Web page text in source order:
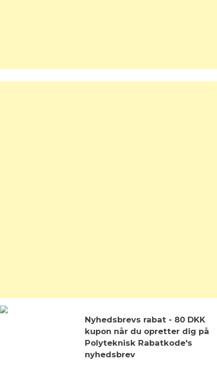
Nyhedsbrevs rabat - 80 DKK
kupon når du opretter dig på
Polyteknisk Rabatkode's
nyhedsbrev